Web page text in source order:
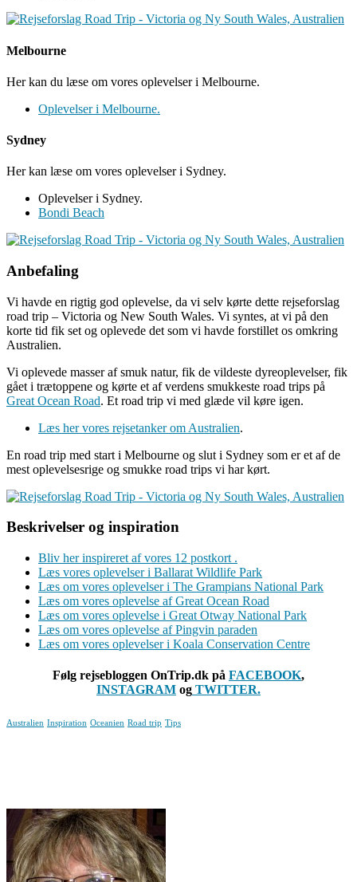
Melbourne
Her kan du læse om vores oplevelser i Melbourne.
Oplevelser i Melbourne.
Sydney
Her kan læse om vores oplevelser i Sydney.
Oplevelser i Sydney.
Bondi Beach
Anbefaling
Vi havde en rigtig god oplevelse, da vi selv kørte dette rejseforslag
road trip – Victoria og New South Wales. Vi syntes, at vi på den
korte tid fik set og oplevede det som vi havde forstillet os omkring
Australien.
Vi oplevede masser af smuk natur, fik de vildeste dyreoplevelser, fik
gået i trætoppene og kørte et af verdens smukkeste road trips på
Great Ocean Road. Et road trip vi med glæde vil køre igen.
Læs her vores rejsetanker om Australien.
En road trip med start i Melbourne og slut i Sydney som er et af de
mest oplevelsesrige og smukke road trips vi har kørt.
Beskrivelser og inspiration
Bliv her inspireret af vores 12 postkort .
Læs vores oplevelser i Ballarat Wildlife Park
Læs om vores oplevelser i The Grampians National Park
Læs om vores oplevelse af Great Ocean Road
Læs om vores oplevelse i Great Otway National Park
Læs om vores oplevelse af Pingvin paraden
Læs om vores oplevelser i Koala Conservation Centre
Følg rejsebloggen OnTrip.dk på FACEBOOK,
INSTAGRAM og TWITTER.
Australien Inspiration Oceanien Road trip Tips